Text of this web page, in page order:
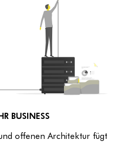
BUSINESS
offenen Architektur fügt